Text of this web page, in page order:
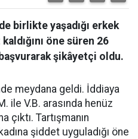
birlikte yaşadığı erkek
öne süren 26
şikâyetçi oldu.
meydana geldi. İddiaya
ile V.B. arasında henüz
çıktı. Tartışmanın
şiddet uyguladığı öne